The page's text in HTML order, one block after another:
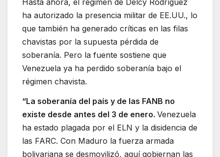
Hasta ahora, el régimen de Delcy Rodríguez
ha autorizado la presencia militar de EE.UU., lo
que también ha generado críticas en las filas
chavistas por la supuesta pérdida de
soberanía. Pero la fuente sostiene que
Venezuela ya ha perdido soberanía bajo el
régimen chavista.
“La soberanía del país y de las FANB no
existe desde antes del 3 de enero. Venezuela
ha estado plagada por el ELN y la disidencia de
las FARC. Con Maduro la fuerza armada
bolivariana se desmovilizó, aquí gobiernan las